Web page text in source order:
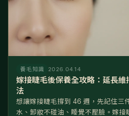
養毛知識 2026.04.14
嫁接睫毛後保養全攻略：延長
法
想讓嫁接睫毛撐到 46 週，先記住三
水、卸妝不碰油、睡覺不壓臉。嫁接